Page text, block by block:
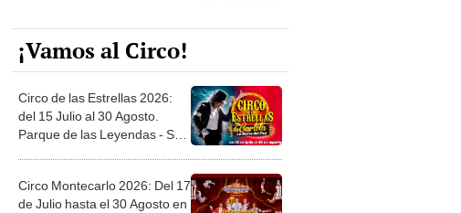
¡Vamos al Circo!
Circo de las Estrellas 2026:
del 15 Julio al 30 Agosto.
Parque de las Leyendas - San
Circo Montecarlo 2026: Del 17
de Julio hasta el 30 Agosto en